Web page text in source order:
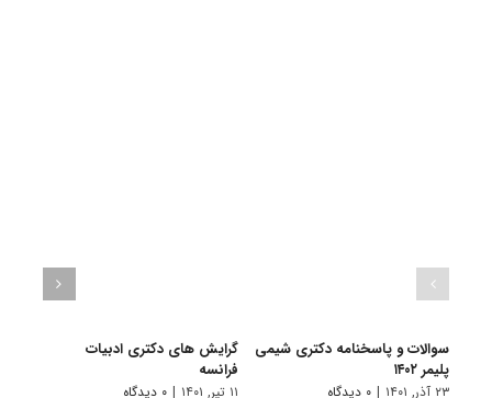
سوالات و پاسخنامه دکتری شیمی
پلیمر ۱۴۰۲
۲۳ آذر, ۱۴۰۱ | ۰ دیدگاه
گرایش های دکتری ادبیات
فراﻧﺴﻪ
۱۱ تیر, ۱۴۰۱ | ۰ دیدگاه